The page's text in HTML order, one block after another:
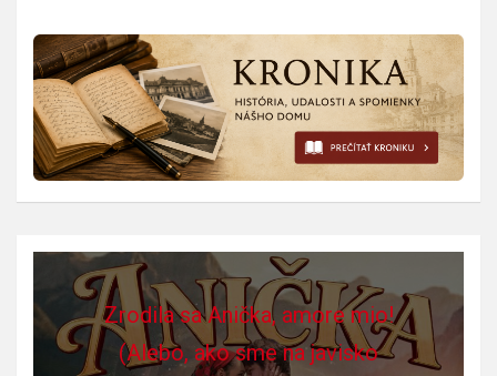
Zrodila sa Anička, amore mio!
(Alebo, ako sme na javisko